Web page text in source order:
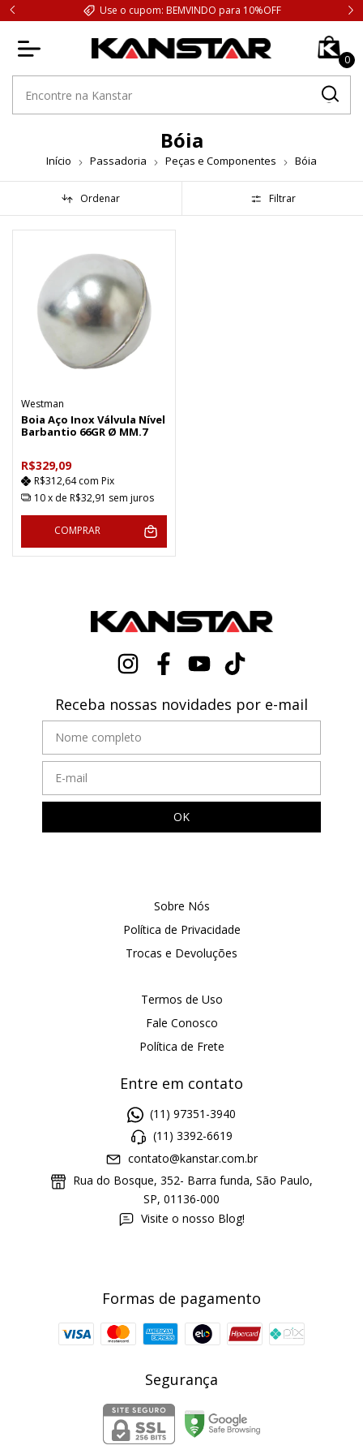
Use o cupom: BEMVINDO para 10%OFF
0
Bóia
Início Passadoria Peças e Componentes Bóia
Ordenar Filtrar
Westman
Boia Aço Inox Válvula Nível
Barbantio 66GR Ø MM.7
R$329,09
R$312,64com Pix
10x de R$32,91 sem juros
COMPRAR
Receba nossas novidades por e-mail
Sobre Nós
Política de Privacidade
Trocas e Devoluções
Termos de Uso
Fale Conosco
Política de Frete
Entre em contato
(11) 97351-3940
(11) 3392-6619
contato@kanstar.com.br
Rua do Bosque, 352- Barra funda, São Paulo,
SP, 01136-000
Visite o nosso Blog!
Formas de pagamento
Segurança